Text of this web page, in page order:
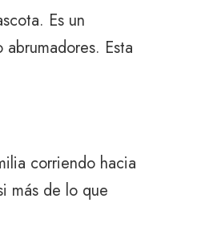
Es un
Esta
corriendo hacia
más de lo que